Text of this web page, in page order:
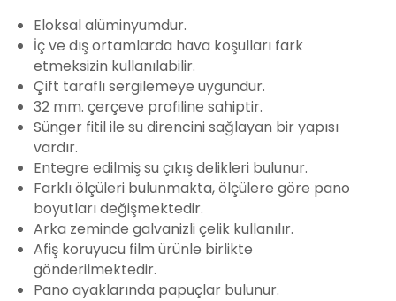
Eloksal alüminyumdur.
İç ve dış ortamlarda hava koşulları fark
etmeksizin kullanılabilir.
Çift taraflı sergilemeye uygundur.
32 mm. çerçeve profiline sahiptir.
Sünger fitil ile su direncini sağlayan bir yapısı
vardır.
Entegre edilmiş su çıkış delikleri bulunur.
Farklı ölçüleri bulunmakta, ölçülere göre pano
boyutları değişmektedir.
Arka zeminde galvanizli çelik kullanılır.
Afiş koruyucu film ürünle birlikte
gönderilmektedir.
Pano ayaklarında papuçlar bulunur.